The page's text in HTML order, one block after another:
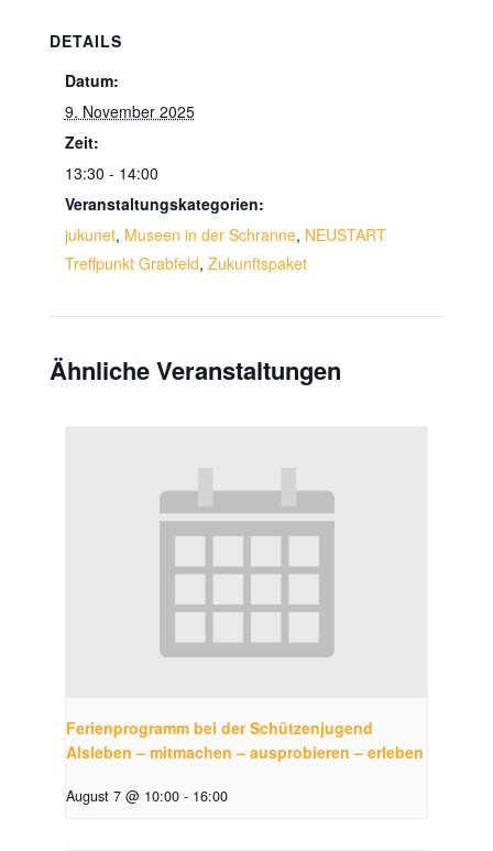
DETAILS
Datum:
9. November 2025
Zeit:
13:30 - 14:00
Veranstaltungskategorien:
jukunet, Museen in der Schranne, NEUSTART
Treffpunkt Grabfeld, Zukunftspaket
Ähnliche Veranstaltungen
Ferienprogramm bei der Schützenjugend
Alsleben – mitmachen – ausprobieren – erleben
August 7 @ 10:00 - 16:00